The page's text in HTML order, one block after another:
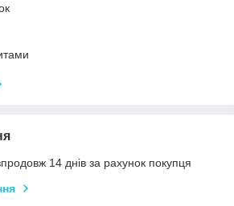
14 днів за рахунок покупця